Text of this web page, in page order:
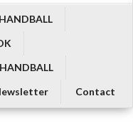
Contact